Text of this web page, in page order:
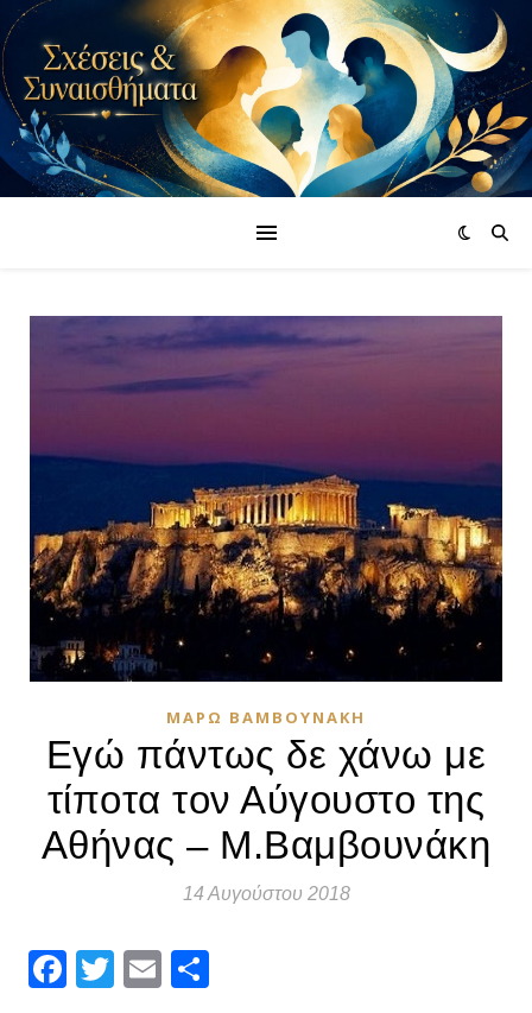
ΜΆΡΩ ΒΑΜΒΟΥΝΆΚΗ
Εγώ πάντως δε χάνω με
τίποτα τον Αύγουστο της
Αθήνας – Μ.Βαμβουνάκη
14 Αυγούστου 2018
Facebook
Twitter
Email